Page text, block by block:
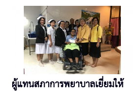
ผู้แทนสภาการพยาบาลเยี่ยมให้